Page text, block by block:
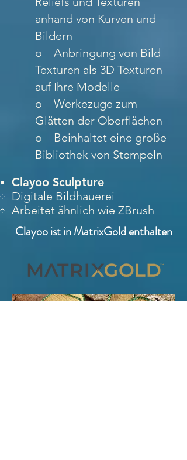
anhand von Kurven und
Bildern
o Anbringung von Bild
Texturen als 3D Texturen
auf Ihre Modelle
o Werkezuge zum
Glätten der Oberflächen
o Beinhaltet eine große
Bibliothek von Stempeln
Clayoo Sculpture
Digitale Bildhauerei
Arbeitet ähnlich wie ZBrush
Clayoo ist in MatrixGold enthalten